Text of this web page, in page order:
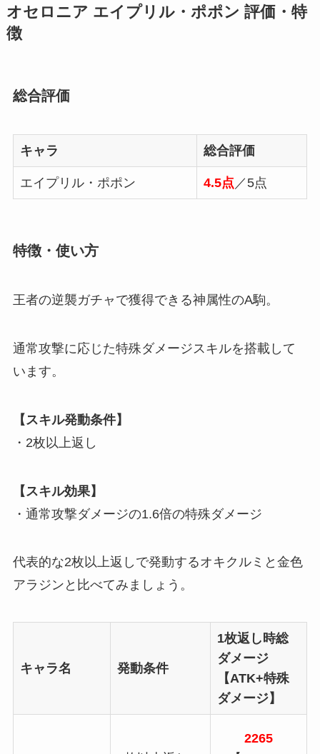
オセロニア エイプリル・ポポン 評価・特
徴
総合評価
キャラ 総合評価
エイプリル・ポポン 4.5点 ／5点
特徴・使い方
王者の逆襲ガチャで獲得できる神属性のA駒。
通常攻撃に応じた特殊ダメージスキルを搭載して
います。
【スキル発動条件】
・2枚以上返し
【スキル効果】
・通常攻撃ダメージの1.6倍の特殊ダメージ
代表的な2枚以上返しで発動するオキクルミと金色
アラジンと比べてみましょう。
キャラ名 発動条件
1枚返し時総
ダメージ
【ATK+特殊
ダメージ】
2265